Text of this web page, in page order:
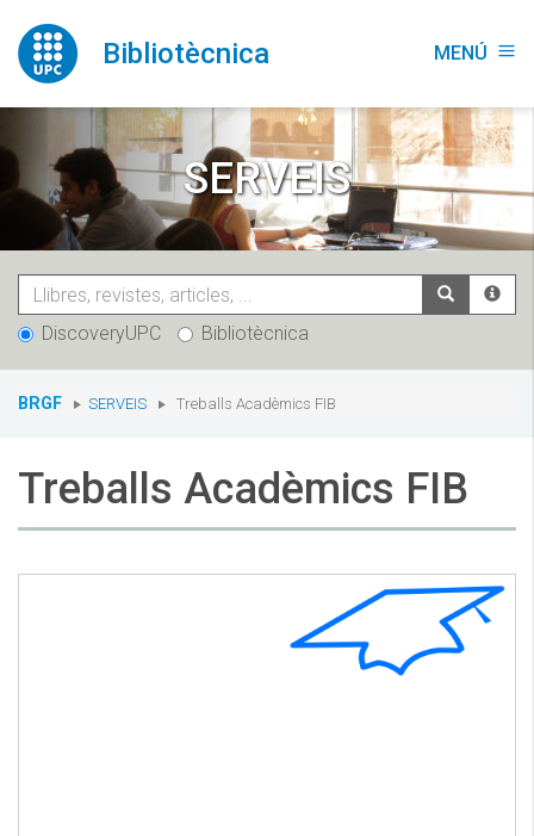
contingut
Bibliotècnica MENÚ menu
SERVEIS
DiscoveryUPC Bibliotècnica
You
BRGF SERVEIS Treballs Acadèmics FIB
Treballs Acadèmics FIB